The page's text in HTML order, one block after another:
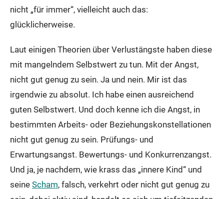
nicht „für immer“, vielleicht auch das:
glücklicherweise.
Laut einigen Theorien über Verlustängste haben diese
mit mangelndem Selbstwert zu tun. Mit der Angst,
nicht gut genug zu sein. Ja und nein. Mir ist das
irgendwie zu absolut. Ich habe einen ausreichend
guten Selbstwert. Und doch kenne ich die Angst, in
bestimmten Arbeits- oder Beziehungskonstellationen
nicht gut genug zu sein. Prüfungs- und
Erwartungsangst. Bewertungs- und Konkurrenzangst.
Und ja, je nachdem, wie krass das „innere Kind“ und
seine Scham, falsch, verkehrt oder nicht gut genug zu